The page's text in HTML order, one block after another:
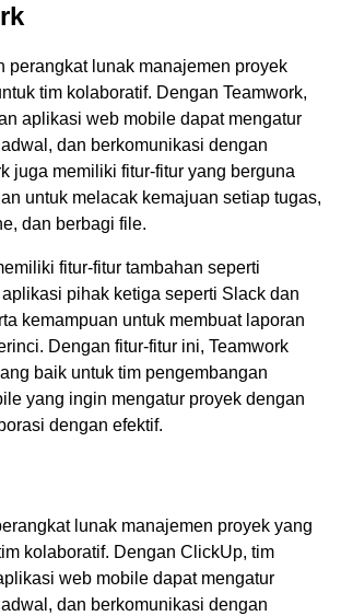
perangkat lunak manajemen proyek
tim kolaboratif. Dengan Teamwork,
aplikasi web mobile dapat mengatur
dan berkomunikasi dengan
juga memiliki fitur-fitur yang berguna
untuk melacak kemajuan setiap tugas,
dan berbagi file.
fitur-fitur tambahan seperti
pihak ketiga seperti Slack dan
kemampuan untuk membuat laporan
Dengan fitur-fitur ini, Teamwork
baik untuk tim pengembangan
yang ingin mengatur proyek dengan
dengan efektif.
lunak manajemen proyek yang
kolaboratif. Dengan ClickUp, tim
web mobile dapat mengatur
dan berkomunikasi dengan